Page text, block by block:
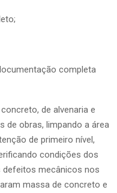
completa
de alvenaria e
de obras, limpando a área
de primeiro nível,
condições dos
defeitos mecânicos nos
massa de concreto e